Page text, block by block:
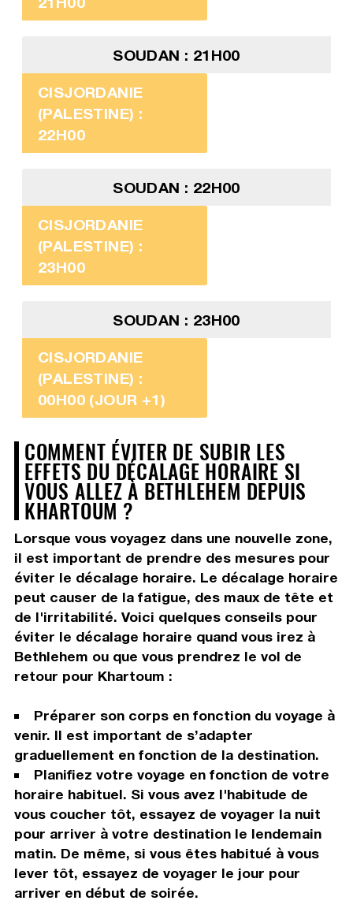
SOUDAN : 21H00
CISJORDANIE
(PALESTINE) :
22H00
SOUDAN : 22H00
CISJORDANIE
(PALESTINE) :
23H00
SOUDAN : 23H00
CISJORDANIE
(PALESTINE) :
00H00 (JOUR +1)
COMMENT ÉVITER DE SUBIR LES
EFFETS DU DÉCALAGE HORAIRE SI
VOUS ALLEZ À BETHLEHEM DEPUIS
KHARTOUM ?
Lorsque vous voyagez dans une nouvelle zone,
il est important de prendre des mesures pour
éviter le décalage horaire. Le décalage horaire
peut causer de la fatigue, des maux de tête et
de l'irritabilité. Voici quelques conseils pour
éviter le décalage horaire quand vous irez à
Bethlehem ou que vous prendrez le vol de
retour pour Khartoum :
Préparer son corps en fonction du voyage à
venir. Il est important de s’adapter
graduellement en fonction de la destination.
Planifiez votre voyage en fonction de votre
horaire habituel. Si vous avez l'habitude de
vous coucher tôt, essayez de voyager la nuit
pour arriver à votre destination le lendemain
matin. De même, si vous êtes habitué à vous
lever tôt, essayez de voyager le jour pour
arriver en début de soirée.